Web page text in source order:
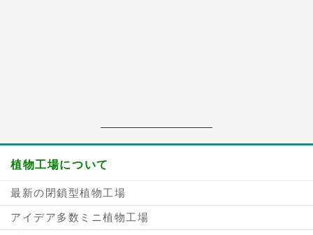
植物工場について
最新の閉鎖型植物工場
アイデア多数ミニ植物工場